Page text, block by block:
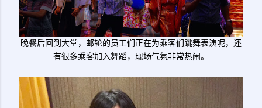
晚餐后回到大堂，邮轮的员工们正在为乘客们跳舞表演呢，还
有很多乘客加入舞蹈，现场气氛非常热闹。